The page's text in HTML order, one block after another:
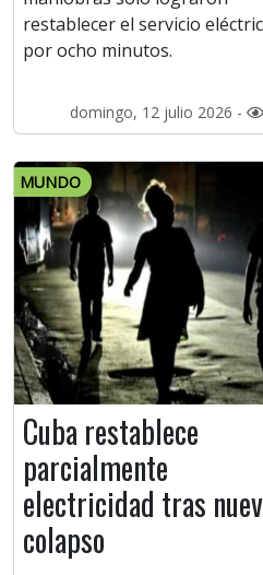
restablecer el servicio
por ocho minutos.
domingo, 12 julio 2026 -
MUNDO
Cuba restablece
parcialmente
electricidad tras
colapso